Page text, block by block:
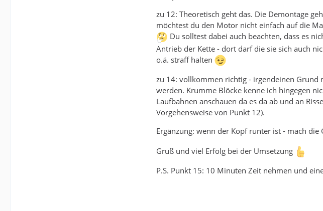
zu 12: Theoretisch geht das. Die Demontage
möchtest du den Motor nicht einfach auf die
Du solltest dabei auch beachten, dass es
Antrieb der Kette - dort darf die sie sich auch
o.ä. straff halten
zu 14: vollkommen richtig - irgendeinen Grund
werden. Krumme Blöcke kenne ich hingegen
Laufbahnen anschauen da es da ab und an
Vorgehensweise von Punkt 12).
Ergänzung: wenn der Kopf runter ist - mach
Gruß und viel Erfolg bei der Umsetzung
P.S. Punkt 15: 10 Minuten Zeit nehmen und